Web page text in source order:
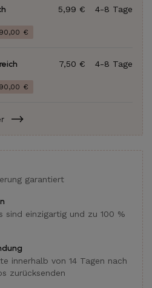
4-8 Tage
5,99 €
€
4-8 Tage
7,50 €
€
garantiert
sind einzigartig und zu 100 %
innerhalb von 14 Tagen nach
zurücksenden